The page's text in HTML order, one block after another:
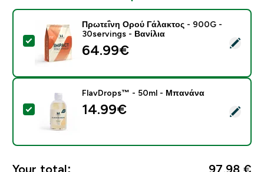
Select this product - Πρωτεΐνη Ορού Γάλακτος -
Πρωτεΐνη Ορού Γάλακτος - 900G -
30servings - Βανίλια
64.99€‎
Select this product - FlavDrops™ - 50ml - Μπανάνα
FlavDrops™ - 50ml - Μπανάνα
14.99€‎
Your total: 97,98 €‎